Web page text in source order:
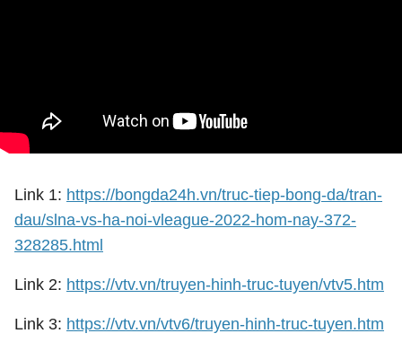
Link 1: https://bongda24h.vn/truc-tiep-bong-da/tran-
dau/slna-vs-ha-noi-vleague-2022-hom-nay-372-
328285.html
Link 2: https://vtv.vn/truyen-hinh-truc-tuyen/vtv5.htm
Link 3: https://vtv.vn/vtv6/truyen-hinh-truc-tuyen.htm